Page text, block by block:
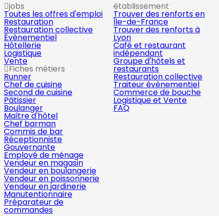
jobs
Toutes les offres d'emploi
Restauration
Restauration collective
Évènementiel
Hôtellerie
Logistique
Vente
Fiches métiers
Runner
Chef de cuisine
Second de cuisine
Pâtissier
Boulanger
Maître d'hôtel
Chef barman
Commis de bar
Réceptionniste
Gouvernante
Employé de ménage
Vendeur en magasin
Vendeur en boulangerie
Vendeur en poissonnerie
Vendeur en jardinerie
Manutentionnaire
Préparateur de
commandes
établissement
Trouver des renforts en
Île-de-France
Trouver des renforts à
Lyon
Café et restaurant
indépendant
Groupe d'hôtels et
restaurants
Restauration collective
Traiteur évènementiel
Commerce de bouche
Logistique et Vente
FAQ